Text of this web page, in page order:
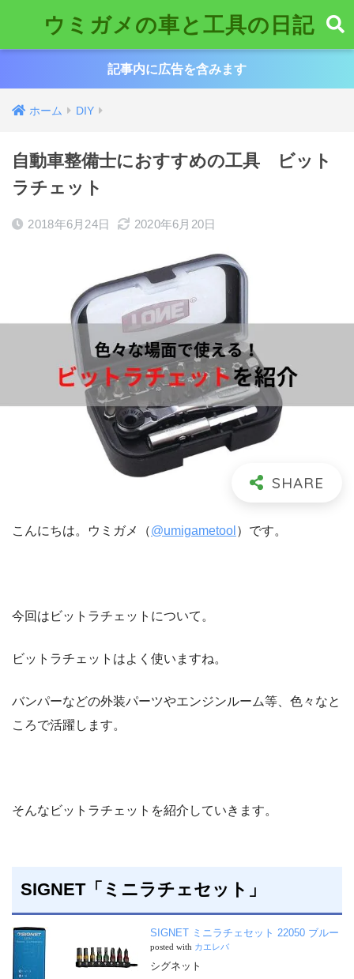
ウミガメの車と工具の日記
記事内に広告を含みます
ホーム DIY
自動車整備士におすすめの工具 ビット
ラチェット
2018年6月24日 2020年6月20日
こんにちは。ウミガメ（@umigametool ）です。
今回はビットラチェットについて。
ビットラチェットはよく使いますね。
バンパーなどの外装パーツやエンジンルーム等、色々なと
ころで活躍します。
そんなビットラチェットを紹介していきます。
SIGNET「ミニラチェセット」
SIGNET ミニラチェセット 22050 ブルー
posted with カエレバ
シグネット